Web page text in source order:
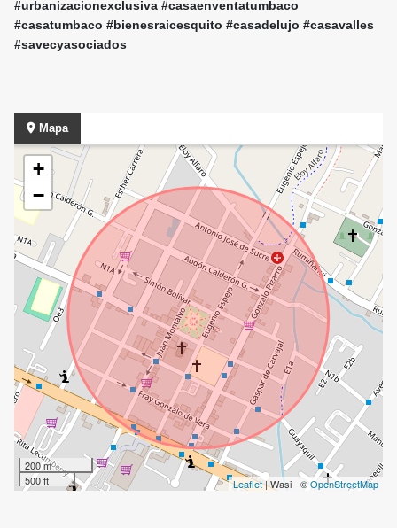
#urbanizacionexclusiva #casaenventatumbaco
#casatumbaco #bienesraicesquito #casadelujo #casavalles
#savecyasociados
Mapa
+
−
200 m
500 ft
Leaflet| Wasi - ©OpenStreetMap